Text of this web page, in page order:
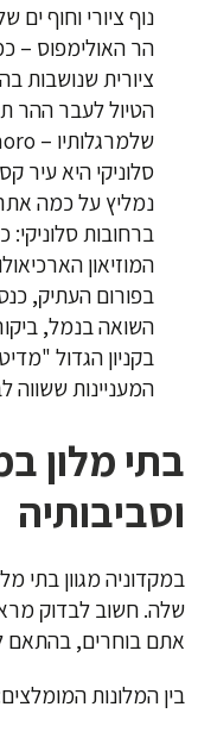
נוף ציורי וחוף ים
ציורית שנושבות בה
הטיול לעבר ההר
שלמרגלותיו – Litohoro.
סלוניקי היא עיר
נמליץ על כמה
ברחובות
המוזיאון
בפורום העתיק,
השואה בנמל,
בקניון הגדול
המעניינות ששווה
בתי מלון
וסביבותיה
במקדוניה מגוון בתי
שלה. חשוב לבדוק
אתם בוחרים, בהתאם
בין המלונות